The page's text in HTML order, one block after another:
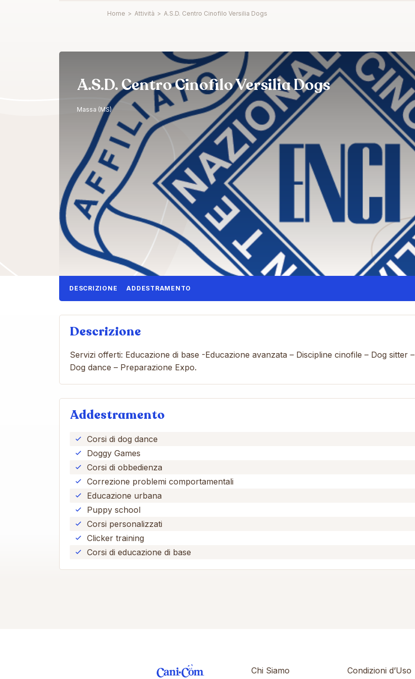
Home > Attività > A.S.D. Centro Cinofilo Versilia Dogs
A.S.D. Centro Cinofilo Versilia Dogs
Massa (MS)
DESCRIZIONE ADDESTRAMENTO
Descrizione
Servizi offerti: Educazione di base -Educazione avanzata – Discipline cinofile – Dog sitter –
Dog dance – Preparazione Expo.
Addestramento
Corsi di dog dance
Doggy Games
Corsi di obbedienza
Correzione problemi comportamentali
Educazione urbana
Puppy school
Corsi personalizzati
Clicker training
Corsi di educazione di base
Chi Siamo
Condizioni d’Uso